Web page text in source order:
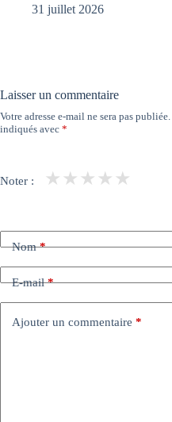
31 juillet 2026
Laisser un commentaire
Votre adresse e-mail ne sera pas publiée.
indiqués avec *
Noter : ★
★
★
★
★
Nom*
E-mail*
Ajouter un commentaire *